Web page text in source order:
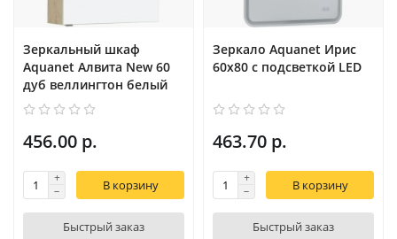
Зеркальный шкаф
Aquanet Алвита New 60
дуб веллингтон белый
456.00 р.
В корзину
Быстрый заказ
Зеркало Aquanet Ирис
60x80 с подсветкой LED
463.70 р.
В корзину
Быстрый заказ